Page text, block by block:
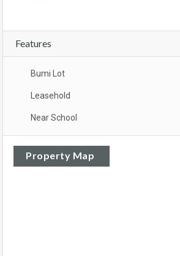
Features
Bumi Lot
Leasehold
Near School
Property Map